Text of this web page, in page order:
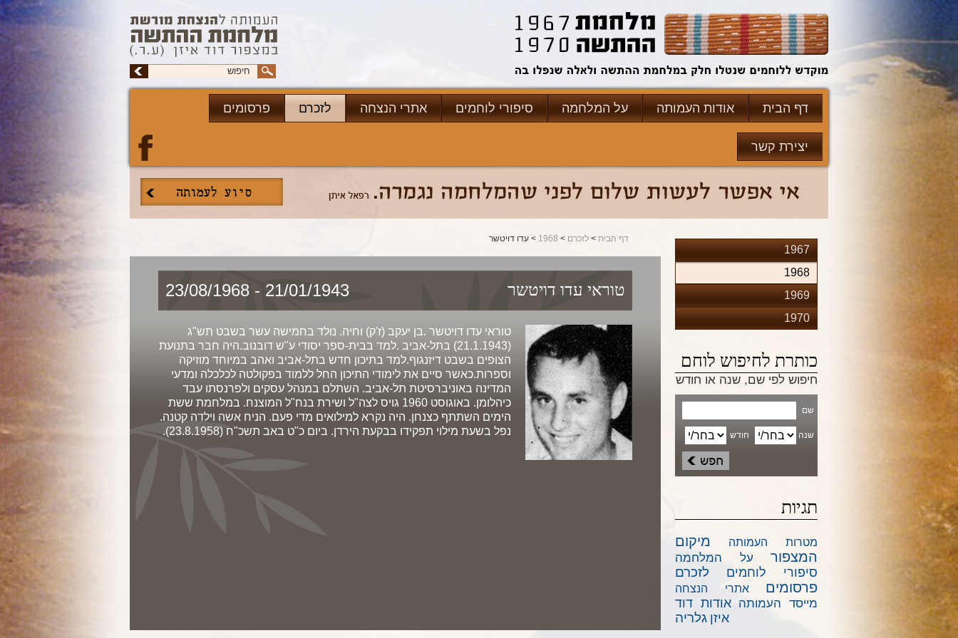
דף הבית אודות העמותה על המלחמה סיפורי לוחמים אתרי הנצחה לזכרם פרסומים
יצירת קשר
דף הבית > לזכרם >
1968 > עדו דויטשר
1967
1968
1969
1970
כותרת לחיפוש לוחם
חיפוש לפי שם, שנה או חודש
שם
שנה חודש
תגיות
מטרות העמותה
מיקום
המצפור
על המלחמה
סיפורי לוחמים לזכרם
פרסומים אתרי הנצחה
מייסד העמותה אודות דוד
איזן גלריה
טוראי עדו דויטשר 21/01/1943 - 23/08/1968
טוראי עדו דויטשר .בן יעקב (ז'ק) וחיה. נולד בחמישה עשר בשבט תש"ג
(21.1.1943) בתל-אביב .למד בבית-ספר יסודי ע"ש דובנוב.היה חבר בתנועת
הצופים בשבט דיזנגוף.למד בתיכון חדש בתל-אביב ואהב במיוחד מוזיקה
וספרות.כאשר סיים את לימודי התיכון החל ללמוד בפקולטה לכלכלה ומדעי
המדינה באוניברסיטת תל-אביב. השתלם במנהל עסקים ולפרנסתו עבד
כיהלומן. באוגוסט 1960 גויס לצה"ל ושירת בנח"ל המוצנח. במלחמת ששת
הימים השתתף כצנחן. היה נקרא למילואים מדי פעם. הניח אשה וילדה קטנה.
נפל בשעת מילוי תפקידו בבקעת הירדן. ביום כ"ט באב תשכ"ח (23.8.1958).